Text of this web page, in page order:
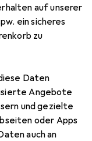
auf unserer
ein sicheres
zu
Daten
Angebote
und gezielte
oder Apps
auch an